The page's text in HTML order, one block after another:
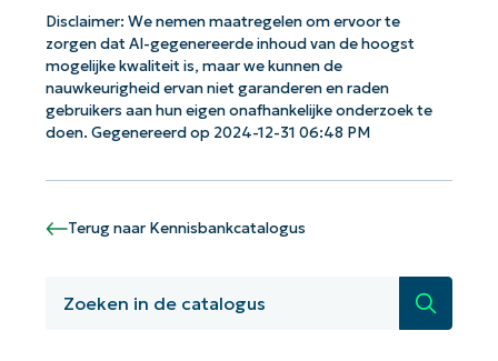
Disclaimer: We nemen maatregelen om ervoor te
zorgen dat AI-gegenereerde inhoud van de hoogst
mogelijke kwaliteit is, maar we kunnen de
nauwkeurigheid ervan niet garanderen en raden
gebruikers aan hun eigen onafhankelijke onderzoek te
doen. Gegenereerd op 2024-12-31 06:48 PM
Terug naar Kennisbankcatalogus
Zoeken
Aan de slag met NinjaOne AI-
gestuurde KB-analyses!
last
Business